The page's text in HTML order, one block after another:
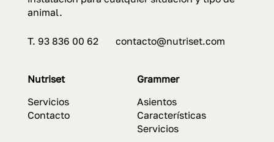
animal.
T. 93 836 00 62 contacto@nutriset.com
Nutriset
Servicios
Contacto
Grammer
Asientos
Características
Servicios